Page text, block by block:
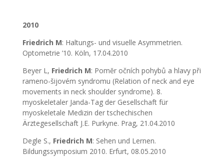
2010
Friedrich M: Haltungs- und visuelle Asymmetrien.
Optometrie ’10. Köln, 17.04.2010
Beyer L, Friedrich M: Pomĕr očních pohybů a hlavy při
rameno-šijovém syndromu (Relation of neck and eye
movements in neck shoulder syndrome). 8.
myoskeletaler Janda-Tag der Gesellschaft für
myoskeletale Medizin der tschechischen
Ärztegesellschaft J.E. Purkyne. Prag, 21.04.2010
Degle S., Friedrich M: Sehen und Lernen.
Bildungssymposium 2010. Erfurt, 08.05.2010